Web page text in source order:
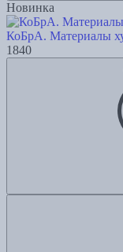
Новинка
КоБрА. Материалы
1840